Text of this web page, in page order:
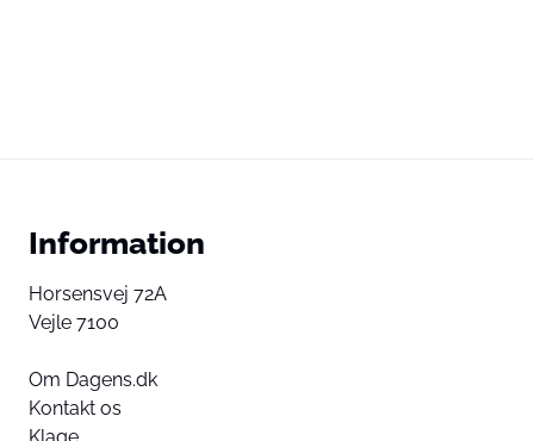
Information
Horsensvej 72A
Vejle 7100
Om Dagens.dk
Kontakt os